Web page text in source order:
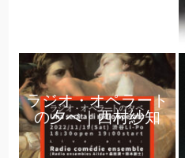
ラジオ・オペラート
の夕べ｜西村紗知